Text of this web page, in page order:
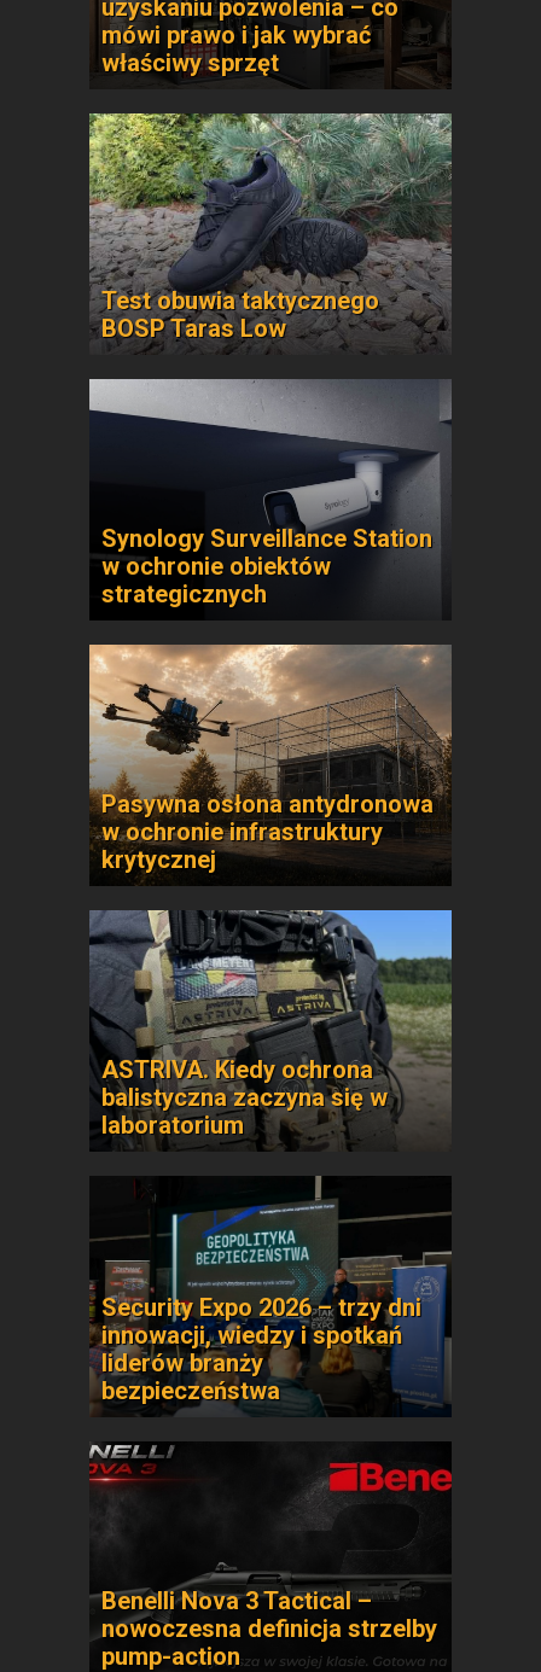
uzyskaniu pozwolenia – co
mówi prawo i jak wybrać
właściwy sprzęt
Test obuwia taktycznego
BOSP Taras Low
Synology Surveillance Station
w ochronie obiektów
strategicznych
Pasywna osłona antydronowa
w ochronie infrastruktury
krytycznej
ASTRIVA. Kiedy ochrona
balistyczna zaczyna się w
laboratorium
Security Expo 2026 – trzy dni
innowacji, wiedzy i spotkań
liderów branży
bezpieczeństwa
Benelli Nova 3 Tactical –
nowoczesna definicja strzelby
pump-action